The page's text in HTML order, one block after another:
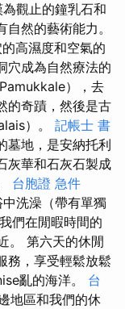
觀止的鐘乳石和
然的藝術能力。
高濕度和空氣的
穴成為自然療法的
），去
的奇蹟，然後是古
）。 記帳士 書
墓地，是安納托利
灰華和石灰石製成
台胞證 急件
洗澡（帶有單獨
們在閒暇時間的
。 第六天的休閒
務，享受輕鬆放鬆
亂的海洋。 台
地區和我們的休